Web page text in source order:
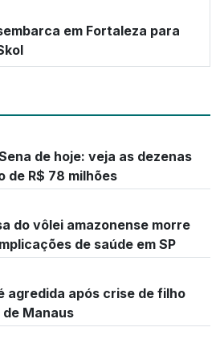
em Fortaleza para
de hoje: veja as dezenas
de R$ 78 milhões
do vôlei amazonense morre
de saúde em SP
agredida após crise de filho
Manaus